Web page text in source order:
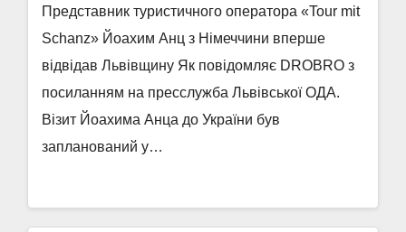
Представник туристичного оператора «Tour mit
Schanz» Йоахим Анц з Німеччини вперше
відвідав Львівщину Як повідомляє DROBRO з
посиланням на пресслужба Львівської ОДА.
Візит Йоахима Анца до України був
запланований у…